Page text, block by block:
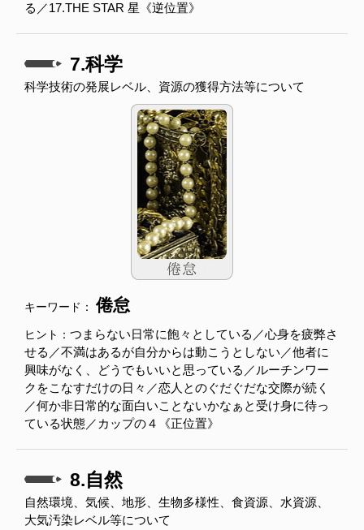
る／17.THE STAR 星《逆位置》
7.科学
科学技術の発展レベル、資源の獲得方法等について
キーワード：倦怠
ヒント： つまらない日常に飽々としている／心身を疲弊さ
せる／不満はあるが自分からは動こうとしない／他者に
興味がなく、どうでもいいと思っている／ルーチンワー
クをこなすだけの日々／恋人とのぐだぐだな交際が続く
／何か非日常的な面白いことないかなぁと受け身に待っ
ている状態／カップの４《正位置》
8.自然
自然環境、気候、地形、生物多様性、食資源、水資源、
大気汚染レベル等について